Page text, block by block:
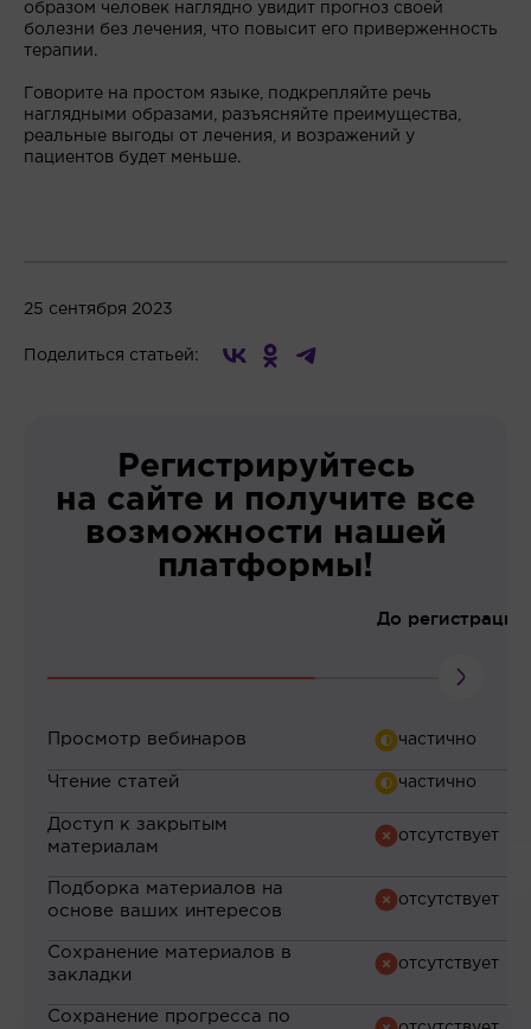
образом человек наглядно увидит прогноз своей
болезни без лечения, что повысит его приверженность
терапии.
Говорите на простом языке, подкрепляйте речь
наглядными образами, разъясняйте преимущества,
реальные выгоды от лечения, и возражений у
пациентов будет меньше.
25 сентября 2023
Поделиться статьей:
Регистрируйтесь
на сайте и получите все
возможности нашей
платформы!
До регистрации
Просмотр вебинаров
Чтение статей
Доступ к закрытым
материалам
Подборка материалов на
основе ваших интересов
Сохранение материалов в
закладки
Сохранение прогресса по